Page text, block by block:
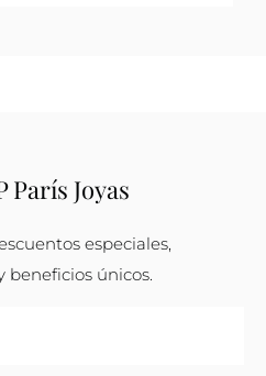
París Joyas
especiales,
beneficios únicos.